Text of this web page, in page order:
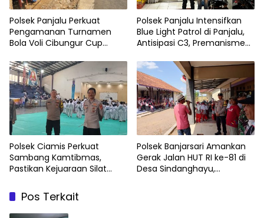
Polsek Panjalu Perkuat
Pengamanan Turnamen
Bola Voli Cibungur Cup
Aman dan Kondusif
Polsek Panjalu Intensifkan
Blue Light Patrol di Panjalu,
Antisipasi C3, Premanisme
Polsek Ciamis Perkuat
Sambang Kamtibmas,
Pastikan Kejuaraan Silat
Aman dan Kondusif
Polsek Banjarsari Amankan
Gerak Jalan HUT RI ke-81 di
Desa Sindanghayu,
Pos Terkait